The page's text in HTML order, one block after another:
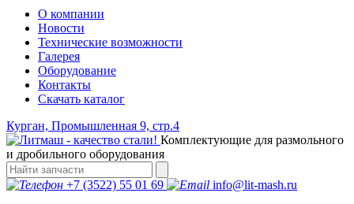
О компании
Новости
Технические возможности
Галерея
Оборудование
Контакты
Скачать каталог
Курган, Промышленная 9, стр.4
Комплектующие для размольного
и дробильного оборудования
+7 (3522) 55 01 69
info@lit-mash.ru